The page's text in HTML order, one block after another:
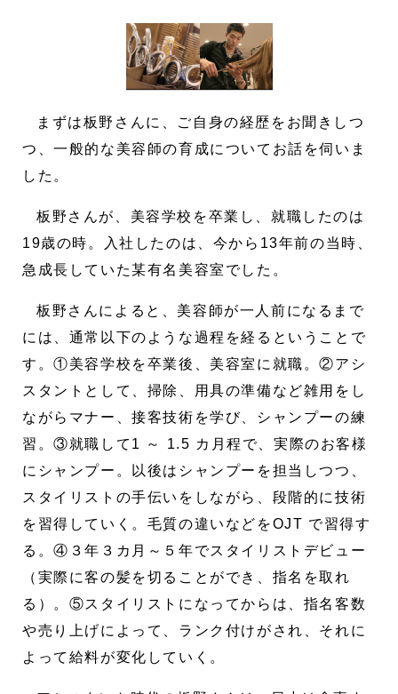
まずは板野さんに、ご自身の経歴をお聞きしつ
つ、一般的な美容師の育成についてお話を伺いま
した。
板野さんが、美容学校を卒業し、就職したのは
19歳の時。入社したのは、今から13年前の当時、
急成長していた某有名美容室でした。
板野さんによると、美容師が一人前になるまで
には、通常以下のような過程を経るということで
す。①美容学校を卒業後、美容室に就職。②アシ
スタントとして、掃除、用具の準備など雑用をし
ながらマナー、接客技術を学び、シャンプーの練
習。③就職して1 ～ 1.5 カ月程で、実際のお客様
にシャンプー。以後はシャンプーを担当しつつ、
スタイリストの手伝いをしながら、段階的に技術
を習得していく。毛質の違いなどをOJT で習得す
る。④３年３カ月～５年でスタイリストデビュー
（実際に客の髪を切ることができ、指名を取れ
る）。⑤スタイリストになってからは、指名客数
や売り上げによって、ランク付けがされ、それに
よって給料が変化していく。